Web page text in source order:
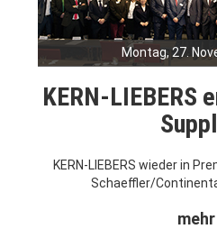
Montag, 27.
KERN-LIEBERS
KERN-LIEBERS wieder in
Schaeffler/
mehr